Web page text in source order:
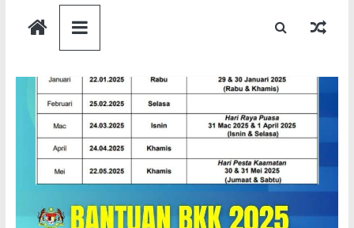
Semakan
Bantuan
Semakan
untuk
semua